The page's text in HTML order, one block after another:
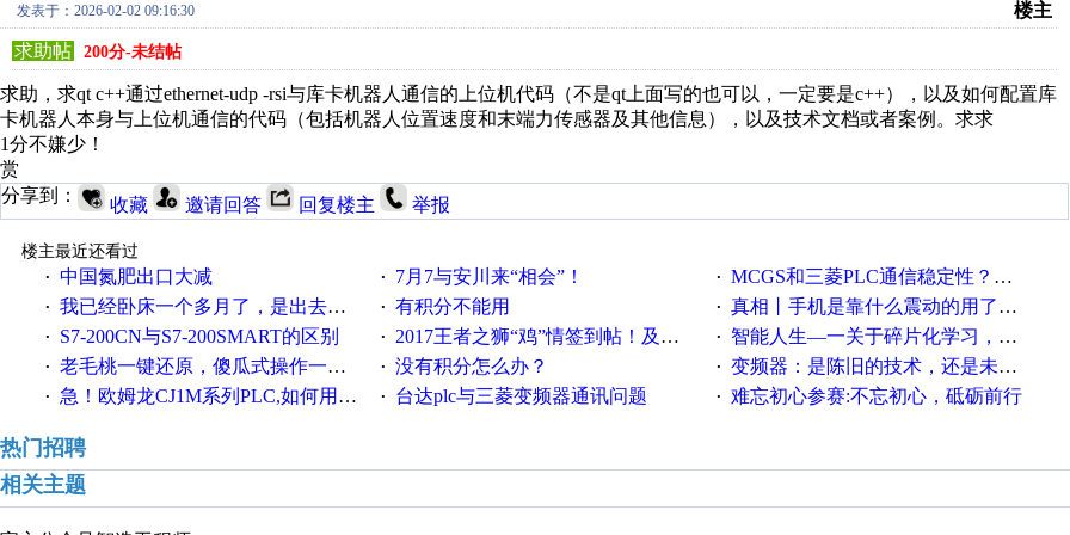
发表于：2026-02-02 09:16:30
楼主
求助帖
200分-未结帖
求助，求qt c++通过ethernet-udp -rsi与库卡机器人通信的上位机代码（不是qt上面写的也可以，一定要是c++），以及如何配置库
卡机器人本身与上位机通信的代码（包括机器人位置速度和末端力传感器及其他信息），以及技术文档或者案例。求求
1分不嫌少！
赏
分享到：
收藏 邀请回答 回复楼主 举报
楼主最近还看过
· 中国氮肥出口大减 · 7月7与安川来“相会”！ · MCGS和三菱PLC通信稳定性？？？
· 我已经卧床一个多月了，是出去安装机械手在高速遭遇车祸所致:大家工作都要特别注意啊 · 有积分不能用 · 真相丨手机是靠什么震动的用了这么多年才知道！
· S7-200CN与S7-200SMART的区别 · 2017王者之狮“鸡”情签到帖！及时更新在线研讨会预告 · 智能人生—一关于碎片化学习，看这一篇就够了！
· 老毛桃一键还原，傻瓜式操作一键轻松备份还原；程序为向导式安装，一键即可实现自动备份或还原系统。 · 没有积分怎么办？ · 变频器：是陈旧的技术，还是未来的幕后英雄？
· 急！欧姆龙CJ1M系列PLC,如何用时间控制变频器。要求时间在组态王中可以自由输入！拜托各位大神了！ · 台达plc与三菱变频器通讯问题 · 难忘初心参赛:不忘初心，砥砺前行
热门招聘
相关主题